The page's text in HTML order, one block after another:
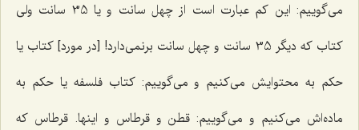
می‌گوییم: این کم عبارت است از چهل سانت و یا 35 سانت ولی
کتاب که دیگر 35 سانت و چهل سانت برنمی‌دارد! [در مورد] کتاب یا
حکم به محتوایش می‌کنیم و می‌گوییم: کتاب فلسفه یا حکم به
ماده‌اش می‌کنیم و می‌گوییم: قطن و قرطاس و اینها. قرطاس که